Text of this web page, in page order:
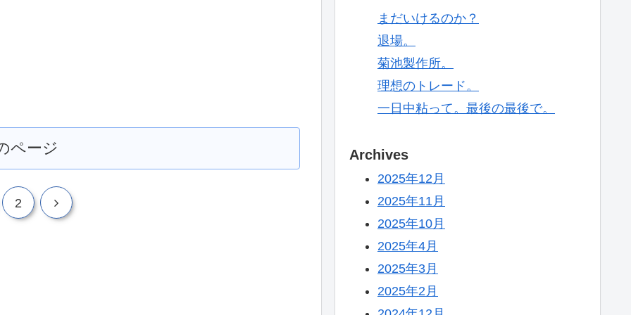
ページ
2
まだいけるのか？
退場。
菊池製作所。
理想のトレード。
一日中粘って。最後の最後で。
Archives
2025年12月
2025年11月
2025年10月
2025年4月
2025年3月
2025年2月